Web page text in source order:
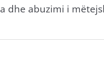
dhe abuzimi i